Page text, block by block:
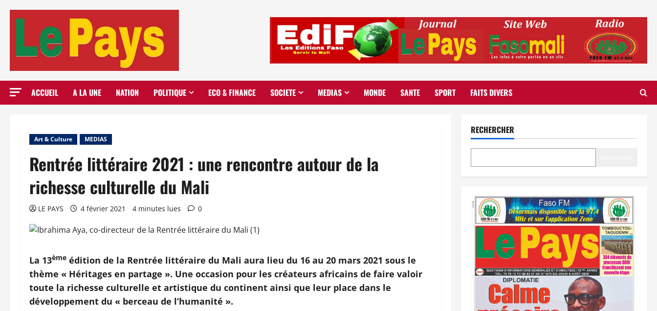
ACCUEIL A LA UNE NATION POLITIQUE ECO & FINANCE SOCIETE MEDIAS MONDE SANTE SPORT FAITS DIVERS
Art & Culture MEDIAS
Rentrée littéraire 2021 : une rencontre autour de la
richesse culturelle du Mali
LE PAYS 4 février 2021 4 minutes lues 0
La 13ème édition de la Rentrée littéraire du Mali aura lieu du 16 au 20 mars 2021 sous le
thème « Héritages en partage ». Une occasion pour les créateurs africains de faire valoir
toute la richesse culturelle et artistique du continent ainsi que leur place dans le
développement du « berceau de l’humanité ».
RECHERCHER